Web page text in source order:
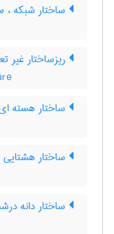
ساختار شبکه ،
ریزساختار غیر
ساختار هسته
ساختار هشتایی
ساختار دانه